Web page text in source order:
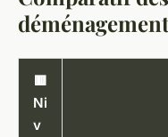
🟥
Ni
v